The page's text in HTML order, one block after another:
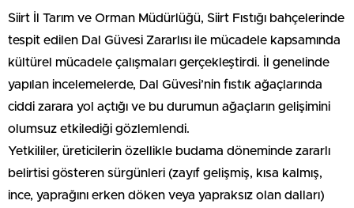
Siirt İl Tarım ve Orman Müdürlüğü, Siirt Fıstığı bahçelerinde
tespit edilen Dal Güvesi Zararlısı ile mücadele kapsamında
kültürel mücadele çalışmaları gerçekleştirdi. İl genelinde
yapılan incelemelerde, Dal Güvesi’nin fıstık ağaçlarında
ciddi zarara yol açtığı ve bu durumun ağaçların gelişimini
olumsuz etkilediği gözlemlendi.
Yetkililer, üreticilerin özellikle budama döneminde zararlı
belirtisi gösteren sürgünleri (zayıf gelişmiş, kısa kalmış,
ince, yaprağını erken döken veya yapraksız olan dalları)